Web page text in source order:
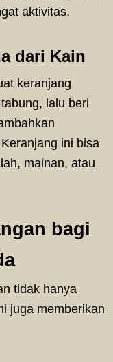
aktivitas.
dari Kain
keranjang
lalu beri
ini bisa
mainan, atau
bagi
tidak hanya
juga memberikan